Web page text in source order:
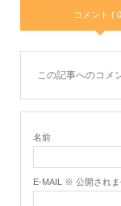
コメント (
この記事へのコメ
名前
E-MAIL ※ 公開され